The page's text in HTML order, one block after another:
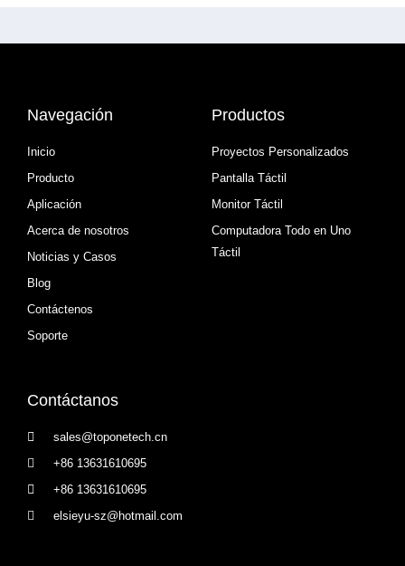
Navegación
Inicio
Producto
Aplicación
Acerca de nosotros
Noticias y Casos
Blog
Contáctenos
Soporte
Productos
Proyectos Personalizados
Pantalla Táctil
Monitor Táctil
Computadora Todo en Uno
Táctil
Contáctanos
sales@toponetech.cn
+86 13631610695
+86 13631610695
elsieyu-sz@hotmail.com